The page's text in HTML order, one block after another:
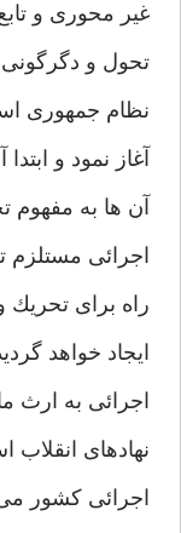
غير محوری‌ و
تحول و
نظام جمهوری‌
آغاز نمود و
آن ها به
اجرائی‌ مستلزم
راه برای‌
ايجاد خواهد
اجرائی‌ به ارث
نهادهای‌
اجرائی‌ كشور